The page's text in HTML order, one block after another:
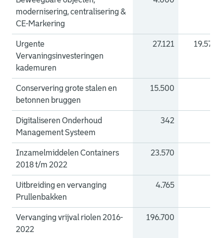
modernisering, centralisering &
CE-Markering
Urgente
Vervaningsinvesteringen
kademuren
27.121 19.575
Conservering grote stalen en
betonnen bruggen
15.500
Digitaliseren Onderhoud
Management Systeem
342
Inzamelmiddelen Containers
2018 t/m 2022
23.570
Uitbreiding en vervanging
Prullenbakken
4.765
Vervanging vrijval riolen 2016-
2022
196.700